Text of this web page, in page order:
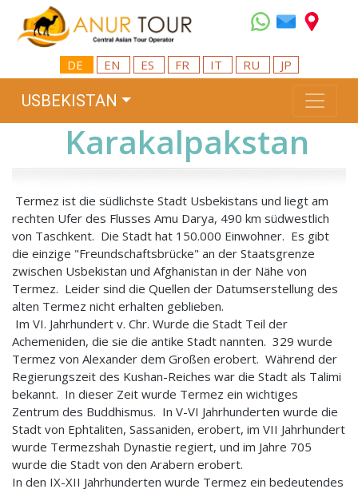
DE EN ES FR IT RU JP
USBEKISTAN
Karakalpakstan
Termez ist die südlichste Stadt Usbekistans und liegt am
rechten Ufer des Flusses Amu Darya, 490 km südwestlich
von Taschkent. Die Stadt hat 150.000 Einwohner. Es gibt
die einzige "Freundschaftsbrücke" an der Staatsgrenze
zwischen Usbekistan und Afghanistan in der Nähe von
Termez. Leider sind die Quellen der Datumserstellung des
alten Termez nicht erhalten geblieben.
Im VI. Jahrhundert v. Chr. Wurde die Stadt Teil der
Achemeniden, die sie die antike Stadt nannten. 329 wurde
Termez von Alexander dem Großen erobert. Während der
Regierungszeit des Kushan-Reiches war die Stadt als Talimi
bekannt. In dieser Zeit wurde Termez ein wichtiges
Zentrum des Buddhismus. In V-VI Jahrhunderten wurde die
Stadt von Ephtaliten, Sassaniden, erobert, im VII Jahrhundert
wurde Termezshah Dynastie regiert, und im Jahre 705
wurde die Stadt von den Arabern erobert.
In den IX-XII Jahrhunderten wurde Termez ein bedeutendes